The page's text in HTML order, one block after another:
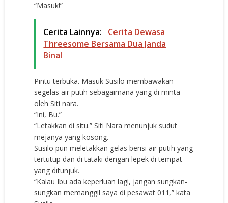
“Masuk!”
Cerita Lainnya:
Cerita Dewasa
Threesome Bersama Dua Janda
Binal
Pintu terbuka. Masuk Susilo membawakan
segelas air putih sebagaimana yang di minta
oleh Siti nara.
“Ini, Bu.”
“Letakkan di situ.” Siti Nara menunjuk sudut
mejanya yang kosong.
Susilo pun meletakkan gelas berisi air putih yang
tertutup dan di tataki dengan lepek di tempat
yang ditunjuk.
“Kalau Ibu ada keperluan lagi, jangan sungkan-
sungkan memanggil saya di pesawat 011,” kata